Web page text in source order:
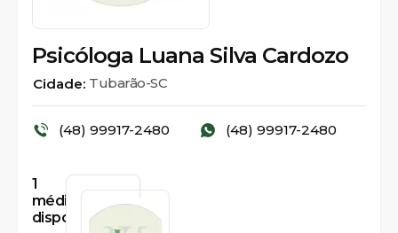
Psicóloga Luana Silva Cardozo
Cidade: Tubarão-SC
(48) 99917-2480 (48) 99917-2480
1
médicos
disponíveis